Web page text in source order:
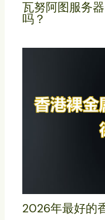
瓦努阿图服务
吗？
2026年最好的